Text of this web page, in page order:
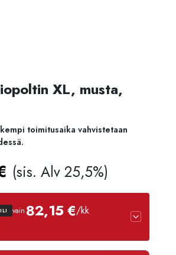
XL, musta,
toimitusaika vahvistetaan
(sis. Alv 25,5%)
vain 82,15 €/kk